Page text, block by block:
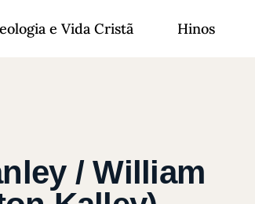
e Vida Cristã Hinos
/ William